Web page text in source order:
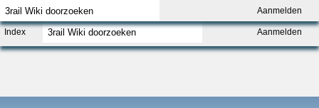
Aanmelden
Index Aanmelden